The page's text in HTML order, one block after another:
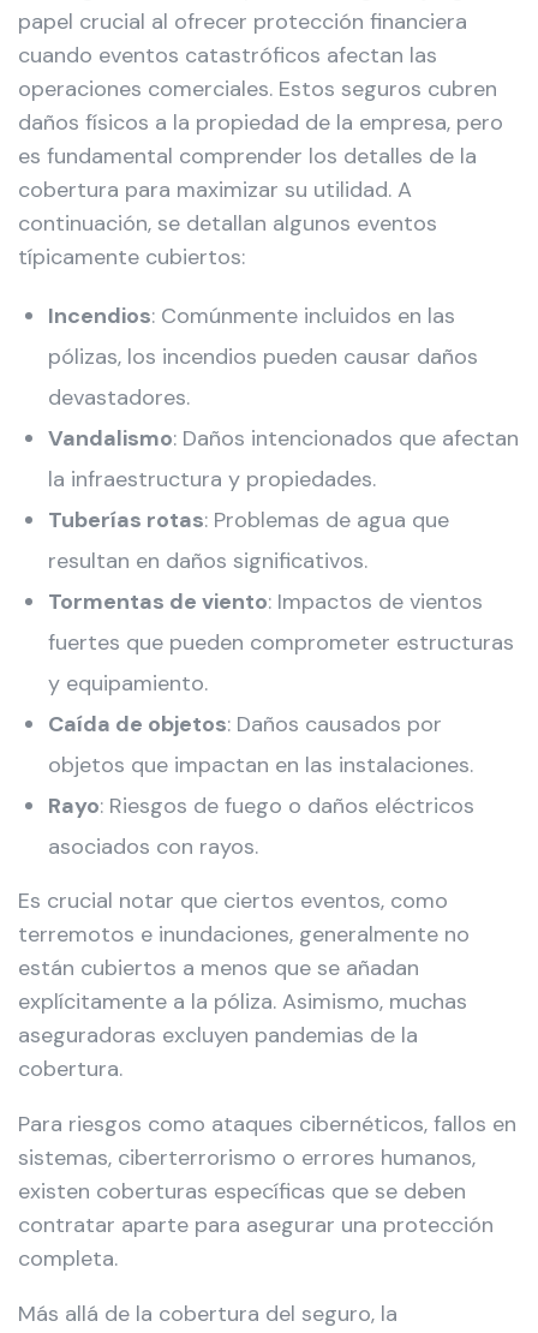
papel crucial al ofrecer protección financiera
cuando eventos catastróficos afectan las
operaciones comerciales. Estos seguros cubren
daños físicos a la propiedad de la empresa, pero
es fundamental comprender los detalles de la
cobertura para maximizar su utilidad. A
continuación, se detallan algunos eventos
típicamente cubiertos:
Incendios: Comúnmente incluidos en las
pólizas, los incendios pueden causar daños
devastadores.
Vandalismo: Daños intencionados que afectan
la infraestructura y propiedades.
Tuberías rotas: Problemas de agua que
resultan en daños significativos.
Tormentas de viento: Impactos de vientos
fuertes que pueden comprometer estructuras
y equipamiento.
Caída de objetos: Daños causados por
objetos que impactan en las instalaciones.
Rayo: Riesgos de fuego o daños eléctricos
asociados con rayos.
Es crucial notar que ciertos eventos, como
terremotos e inundaciones, generalmente no
están cubiertos a menos que se añadan
explícitamente a la póliza. Asimismo, muchas
aseguradoras excluyen pandemias de la
cobertura.
Para riesgos como ataques cibernéticos, fallos en
sistemas, ciberterrorismo o errores humanos,
existen coberturas específicas que se deben
contratar aparte para asegurar una protección
completa.
Más allá de la cobertura del seguro, la